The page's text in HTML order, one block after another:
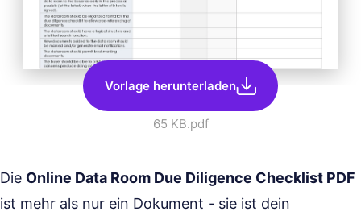
Vorlage herunterladen
65 KB.pdf
Die Online Data Room Due Diligence Checklist PDF
ist mehr als nur ein Dokument - sie ist dein